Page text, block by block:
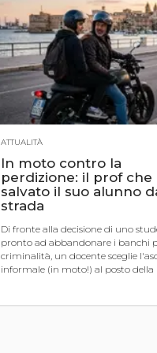
ATTUALITÀ
In moto contro la
perdizione: il prof che
salvato il suo alunno
strada
Di fronte alla decisione di uno
pronto ad abbandonare i banchi
criminalità, un docente sceglie
informale (in moto!) al posto della